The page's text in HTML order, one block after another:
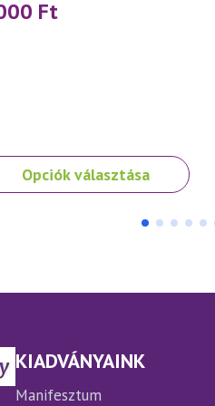
Ft
Opciók választása
KIADVÁNYAINK
Manifesztum